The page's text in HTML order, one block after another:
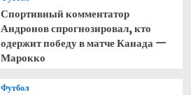
Спортивный комментатор
Андронов спрогнозировал, кто
одержит победу в матче Канада —
Марокко
Футбол